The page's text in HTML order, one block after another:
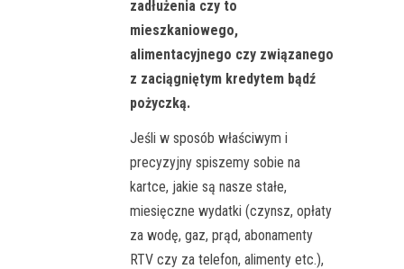
zadłużenia czy to
mieszkaniowego,
alimentacyjnego czy związanego
z zaciągniętym kredytem bądź
pożyczką.
Jeśli w sposób właściwym i
precyzyjny spiszemy sobie na
kartce, jakie są nasze stałe,
miesięczne wydatki (czynsz, opłaty
za wodę, gaz, prąd, abonamenty
RTV czy za telefon, alimenty etc.),